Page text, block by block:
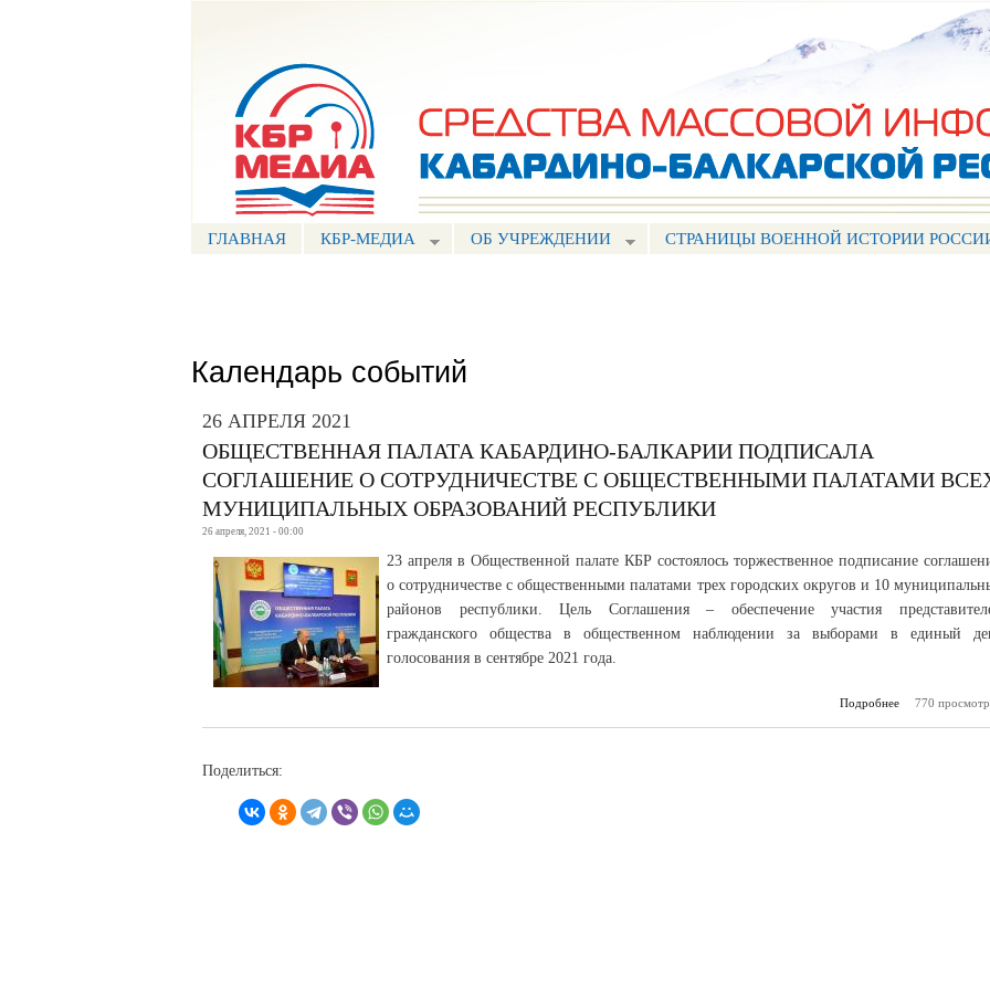
ГЛАВНАЯ КБР-МЕДИА ОБ УЧРЕЖДЕНИИ СТРАНИЦЫ ВОЕННОЙ ИСТОРИИ
Календарь событий
26 АПРЕЛЯ 2021
ОБЩЕСТВЕННАЯ ПАЛАТА КАБАРДИНО-БАЛКАРИИ ПОДПИСАЛА
СОГЛАШЕНИЕ О СОТРУДНИЧЕСТВЕ С ОБЩЕСТВЕННЫМИ ПАЛАТАМИ
МУНИЦИПАЛЬНЫХ ОБРАЗОВАНИЙ РЕСПУБЛИКИ
26 апреля, 2021 - 00:00
23 апреля в Общественной палате КБР состоялось торжественное подписание
о сотрудничестве с общественными палатами трех городских округов и 10
районов республики. Цель Соглашения – обеспечение участия
гражданского общества в общественном наблюдении за выборами в единый
голосования в сентябре 2021 года.
Подробнее
о770
Поделиться: